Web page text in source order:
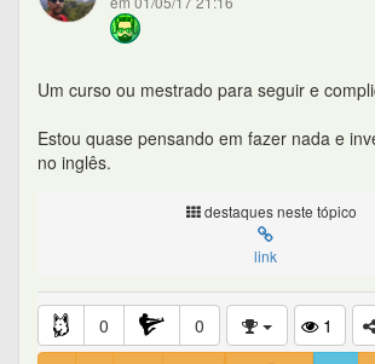
Um curso ou mestrado para seguir e
Estou quase pensando em fazer nada e
no inglês.
destaques neste tópico
link
0 0
1